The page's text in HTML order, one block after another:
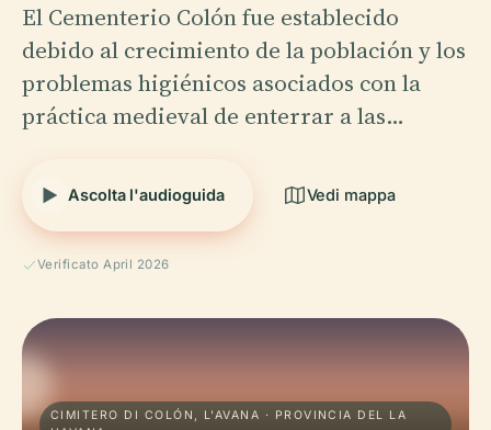
El Cementerio Colón fue establecido
debido al crecimiento de la población y los
problemas higiénicos asociados con la
práctica medieval de enterrar a las…
Ascolta l'audioguida Vedi mappa
Verificato April 2026
CIMITERO DI COLÓN, L'AVANA · PROVINCIA DEL LA